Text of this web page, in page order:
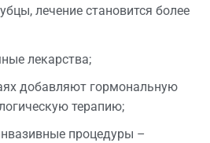
лечение становится более
лекарства;
добавляют гормональную
терапию;
процедуры –